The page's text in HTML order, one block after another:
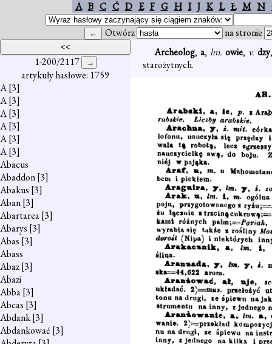
A B C Ć D E F G H I J K L Ł M N
Otwórz na stronie
1-200/2117
artykuły hasłowe: 1759
A[3]
A[3]
A[3]
A[3]
A[3]
A[3]
Abacus
Abaddon[3]
Abakus [3]
Aban[3]
Abartarea[3]
Abarys [3]
Abas [3]
Abass
Abaz[3]
Abazi
Abba[3]
Abcas [3]
Abdank[3]
Abdankować [3]
Archeolog, a,lm. owie, v.dzy
starożytnych.